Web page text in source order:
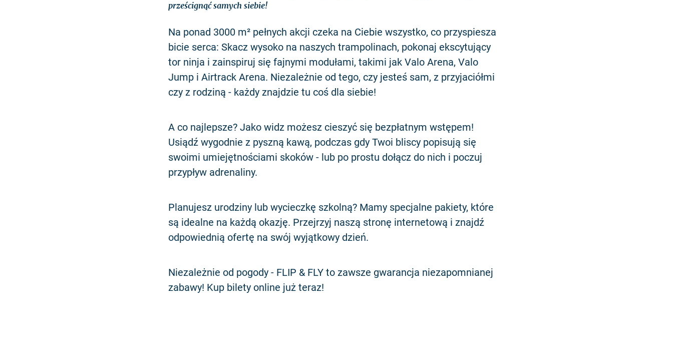
prześcignąć samych siebie!
Na ponad 3000 m² pełnych akcji czeka na Ciebie wszystko, co przyspiesza
bicie serca: Skacz wysoko na naszych trampolinach, pokonaj ekscytujący
tor ninja i zainspiruj się fajnymi modułami, takimi jak Valo Arena, Valo
Jump i Airtrack Arena. Niezależnie od tego, czy jesteś sam, z przyjaciółmi
czy z rodziną - każdy znajdzie tu coś dla siebie!
A co najlepsze? Jako widz możesz cieszyć się bezpłatnym wstępem!
Usiądź wygodnie z pyszną kawą, podczas gdy Twoi bliscy popisują się
swoimi umiejętnościami skoków - lub po prostu dołącz do nich i poczuj
przypływ adrenaliny.
Planujesz urodziny lub wycieczkę szkolną? Mamy specjalne pakiety, które
są idealne na każdą okazję. Przejrzyj naszą stronę internetową i znajdź
odpowiednią ofertę na swój wyjątkowy dzień.
Niezależnie od pogody - FLIP & FLY to zawsze gwarancja niezapomnianej
zabawy! Kup bilety online już teraz!